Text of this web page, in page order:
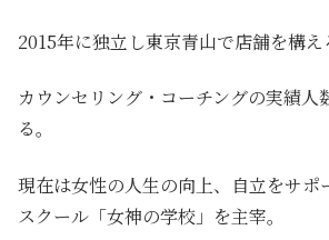
2015年に独立し東京青山で店舗を構え
カウンセリング・コーチングの実績人
る。
現在は女性の人生の向上、自立をサポ
スクール「女神の学校」を主宰。